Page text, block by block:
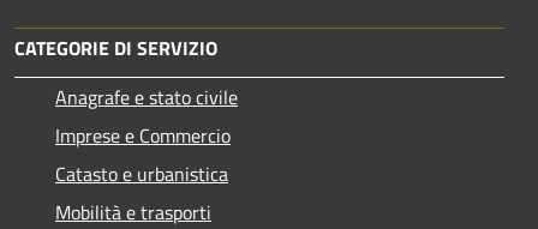
CATEGORIE DI SERVIZIO
Anagrafe e stato civile
Imprese e Commercio
Catasto e urbanistica
Mobilità e trasporti